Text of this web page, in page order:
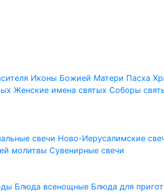
Иконы Божией Матери Пасха
Женские имена святых Соборы
свечи Ново-Иерусалимские
молитвы Сувенирные свечи
Блюда всенощные Блюда для